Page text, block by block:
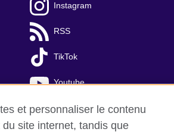
Instagram
RSS
TikTok
Youtube
et personnaliser le contenu
site internet, tandis que